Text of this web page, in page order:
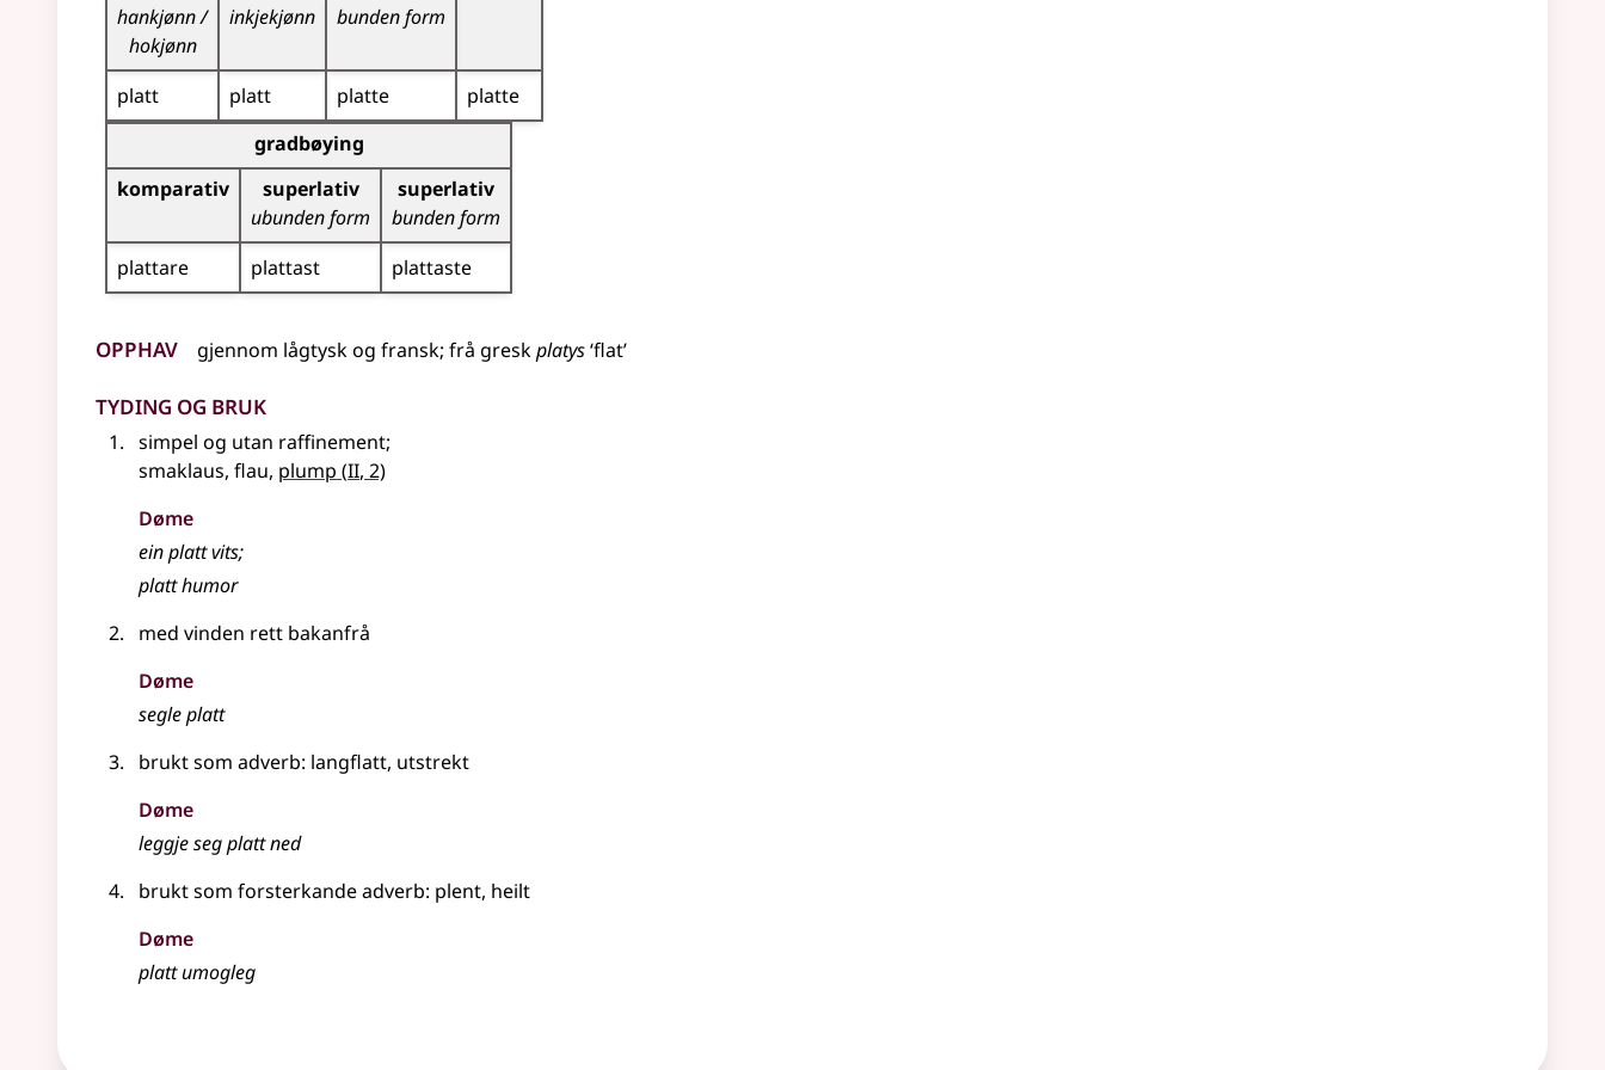
hankjønn /
hokjønn
inkjekjønn bunden form
platt platt platte
platte
Bøyningstabell for dette adjektivet (gradbøyning)
gradbøying
komparativ
superlativ
ubunden form
superlativ
bunden form
plattare
plattast plattaste
Opphav gjennom lågtyskog fransk; frå greskplatys‘flat’
Tyding og bruk
simpel og utan raffinement;
smaklaus, flau, plump (2
II, 2)
Døme
ein platt vits;
platt humor
med vinden rett bakanfrå
Døme
segle platt
brukt som adverb: langflatt, utstrekt
Døme
leggje seg platt ned
brukt som forsterkandeadverb: plent, heilt
Døme
platt umogleg